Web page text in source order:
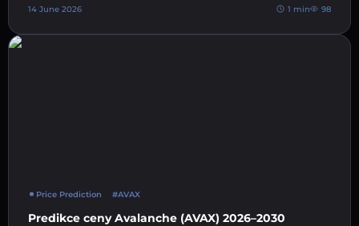
14 June 2026 1 min 98
Price Prediction #AVAX
Predikce ceny Avalanche (AVAX) 2026–2030